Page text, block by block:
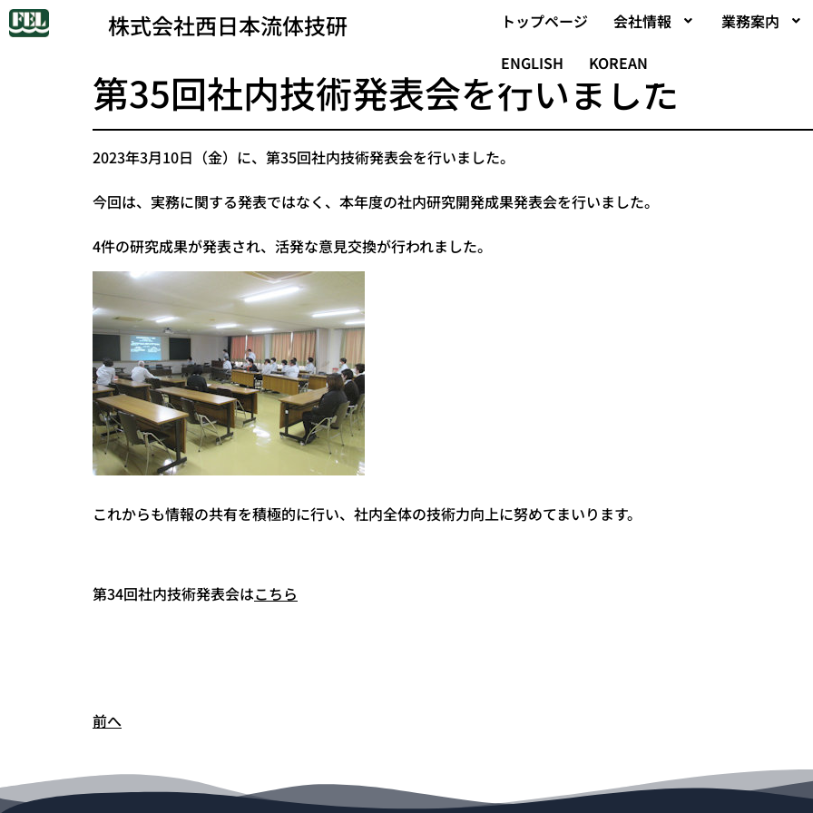
トップページ 会社情報
業務案内
ENGLISH
KOREAN
株式会社西日本流体技研
第35回社内技術発表会を行いました
2023年3月10日（金）に、第35回社内技術発表会を行いました。
今回は、実務に関する発表ではなく、本年度の社内研究開発成果発表会を行いました。
4件の研究成果が発表され、活発な意見交換が行われました。
これからも情報の共有を積極的に行い、社内全体の技術力向上に努めてまいります。
第34回社内技術発表会はこちら
前へ